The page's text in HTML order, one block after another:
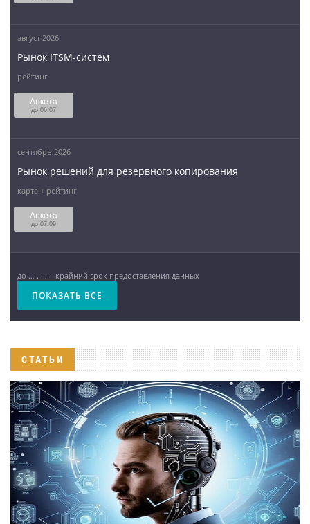
август 2026
Рынок ITSM-систем
рейтинг
Анкета
до 06.07
сентябрь 2026
Рынок решений для резервного копирования
карта + рейтинг
Анкета
до 07.09
до … . … – крайний срок предоставления данных
ПОКАЗАТЬ ВСЕ
СТАТЬИ